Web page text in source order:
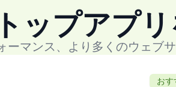
ップアプ
ーマンス、より多くのウェブ
おす